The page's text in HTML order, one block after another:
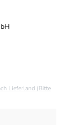
Lieferland (Bitte